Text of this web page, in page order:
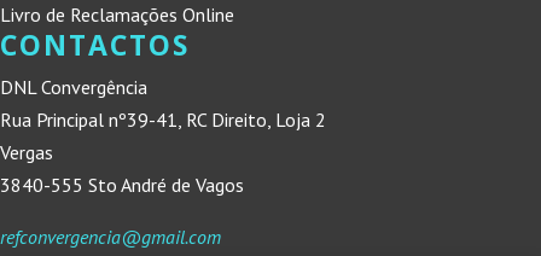
Livro de Reclamações Online
CONTACTOS
DNL Convergência
Rua Principal nº39-41, RC Direito, Loja 2
Vergas
3840-555 Sto André de Vagos
refconvergencia@gmail.com